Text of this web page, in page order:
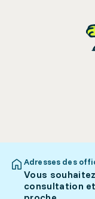
Adresses des
Vous
consultation